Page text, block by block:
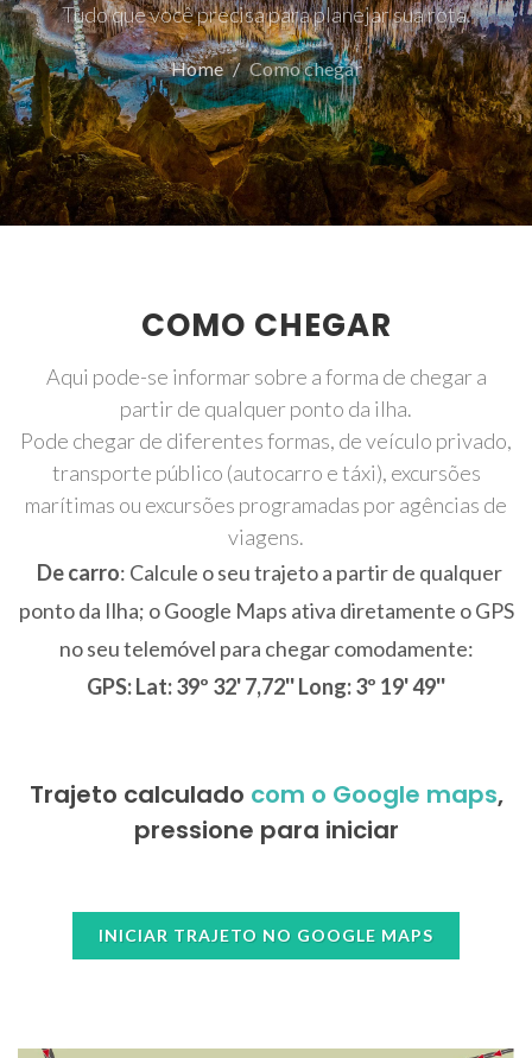
Tudo que você precisa para planejar sua rota.
Home Como chegar
COMO CHEGAR
Aqui pode-se informar sobre a forma de chegar a
partir de qualquer ponto da ilha.
Pode chegar de diferentes formas, de veículo privado,
transporte público (autocarro e táxi), excursões
marítimas ou excursões programadas por agências de
viagens.
De carro: Calcule o seu trajeto a partir de qualquer
ponto da Ilha; o Google Maps ativa diretamente o GPS
no seu telemóvel para chegar comodamente:
GPS: Lat: 39º 32' 7,72'' Long: 3º 19' 49''
Trajeto calculado com o Google maps,
pressione para iniciar
INICIAR TRAJETO NO GOOGLE MAPS